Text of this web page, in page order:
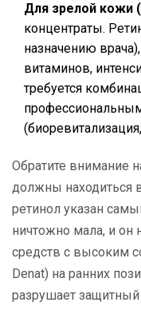
Для зрелой кожи
концентраты.
назначению
витаминов,
требуется
Обратите внимание
должны находиться
ретинол указан
ничтожно мала, и он
средств с высоким
Denat) на ранних
разрушает защитный